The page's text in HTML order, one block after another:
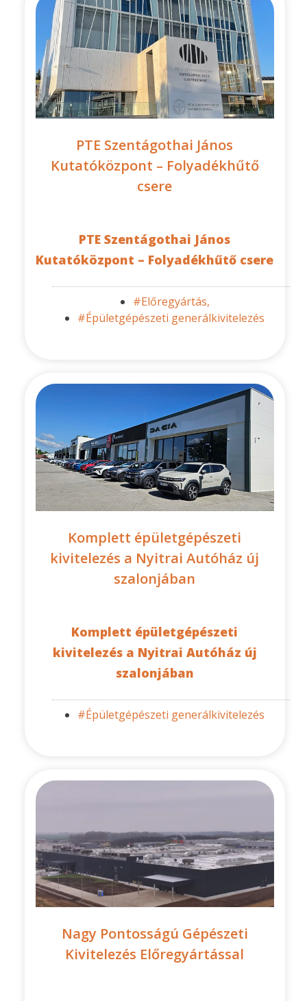
PTE Szentágothai János
Kutatóközpont – Folyadékhűtő
csere
PTE Szentágothai János
Kutatóközpont – Folyadékhűtő csere
#Előregyártás,
#Épületgépészeti generálkivitelezés
Komplett épületgépészeti
kivitelezés a Nyitrai Autóház új
szalonjában
Komplett épületgépészeti
kivitelezés a Nyitrai Autóház új
szalonjában
#Épületgépészeti generálkivitelezés
Nagy Pontosságú Gépészeti
Kivitelezés Előregyártással